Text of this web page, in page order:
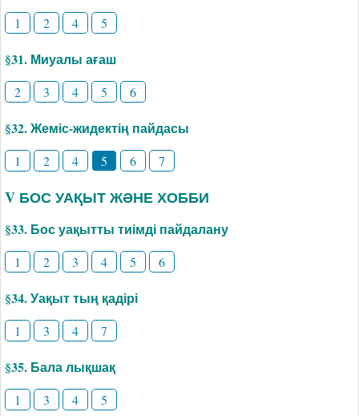
1 2 4 5
§31. Миуалы ағаш
2 3 4 5 6
§32. Жеміс-жидектің пайдасы
1 2 4 5 6 7
V БОС УАҚЫТ ЖӘНЕ ХОББИ
§33. Бос уақытты тиімді пайдалану
1 2 3 4 5 6
§34. Уақыт тың қадірі
1 3 4 7
§35. Бала лықшақ
1 3 4 5